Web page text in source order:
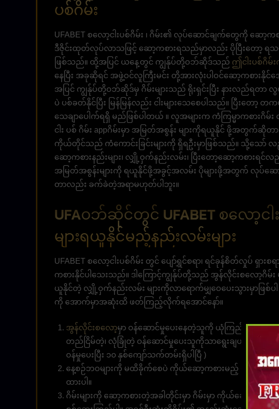
ပစ်ဂိမ်း
UFABET စလော့ငါးပစ်ဂိမ်း ၊ ဂိမ်း၏ လုပ်ဆောင်ချက်တွေကို ဆော့က
ဒီဇိုင်းထုတ်လုပ်လာသဖြင့် ဆော့ကစားရသည်မှာလည်း ပိုပြီးတော့ ရသမျ
ဖြစ်သည်။ ထို့အပြင် ယနေ့တွင် ကျွန်ုပ်တို့ဝဘ်ဆိုဒ်သည် ဤငါးပစ်ဂိမ်
နေပြီး အခုဆိုရင် အဖွဲ့ဝင်လူကြီးမင်း တို့အားလုံးပါဝင်ဆော့ကစားနိုင်အေ
အပြင် ကျွန်ုပ်တို့ဝဘ်ဆိုဒ်မှ ဂိမ်းများသည် ရိုးရှင်းပြီး နားလည်ရ
ပဲ ပစ်ခတ်နိုင်ပြီး မြန်မြန်လည်း ငါးများသေစေပါသည်။ ပြီး
သေချာပေါက်ရရှိ မည်ဖြစ်ပါတယ် ။ လူအများက ကံကြမ္မာကစား
ငါး ပစ် ဂိမ်း appဂိမ်းမှာ အမြတ်အစွန်း များကိုရယူနိုင် ဖို့အတွ
ကိုယ်တိုင်သည် ကံကောင်းခြင်းများကို ရှိရဦးမှာဖြစ်သည်။ သို့သေ
ဆော့ကစားနည်းများ၊ လျှို့ဝှက်နည်းလမ်း၊ ပြီးတော့ဆော့ကစားရ
အမြတ်အစွန်းများကို ရယူနိုင်ဖို့အခွင့်အလမ်း ပိုများဖို့အတွက် လုပ်
တာလည်း ခက်ခဲတဲ့အရာမဟုတ်ပါဘူး။
UFAဝဘ်ဆိုင်တွင် UFABET စလော့ငါ
များရယူနိုင်မည့်နည်းလမ်းများ
UFABET စလော့ငါးပစ်ဂိမ်း တွင် ပျော်ရွှင်စရာ၊ ရင်ခုန်စိတ်လှုပ် ရှာ
ကစားနိုင်ပါသေးသည်။ ဒါကြောင့်ကျွန်ုပ်တို့သည် အွန်လိုင်းစလော့ဂိမ်း
ယူနိုင်တဲ့ လျှို့ဝှက်နည်းလမ်း များကိုလာရောက်မျှဝေပေးသွားမှာဖ
ကို အောက်မှာအဆုံးထိ ဖတ်ကြည့်လိုက်ရအောင်နော်။
အွန်လိုင်းစလော့မှာ ဝန်ဆောင်မှုပေးနေတဲ့သူကို ယုံကြည်စိတ်ချရပ
တည်ငြိမ်တဲ့၊ လုံခြုံတဲ့ ဝန်ဆောင်မှုပေးသူကိုသာရွေးချယ်ကစားပ
ဝန်မှုပေးပြီး ၁၀ နှစ်ကျော်သက်တမ်းရှိပါပြီ )
နေ့စဉ်ဘဝများကို မထိခိုက်စေပဲ ကိုယ်ဆော့ကစားမည့် ပိုက်ဆံမျ
ထားပါ။
ဂိမ်းများကို ဆော့ကစားတဲ့အခါတိုင်းမှာ ဂိမ်းမှာ ကိုယ်ဆော့ကစား